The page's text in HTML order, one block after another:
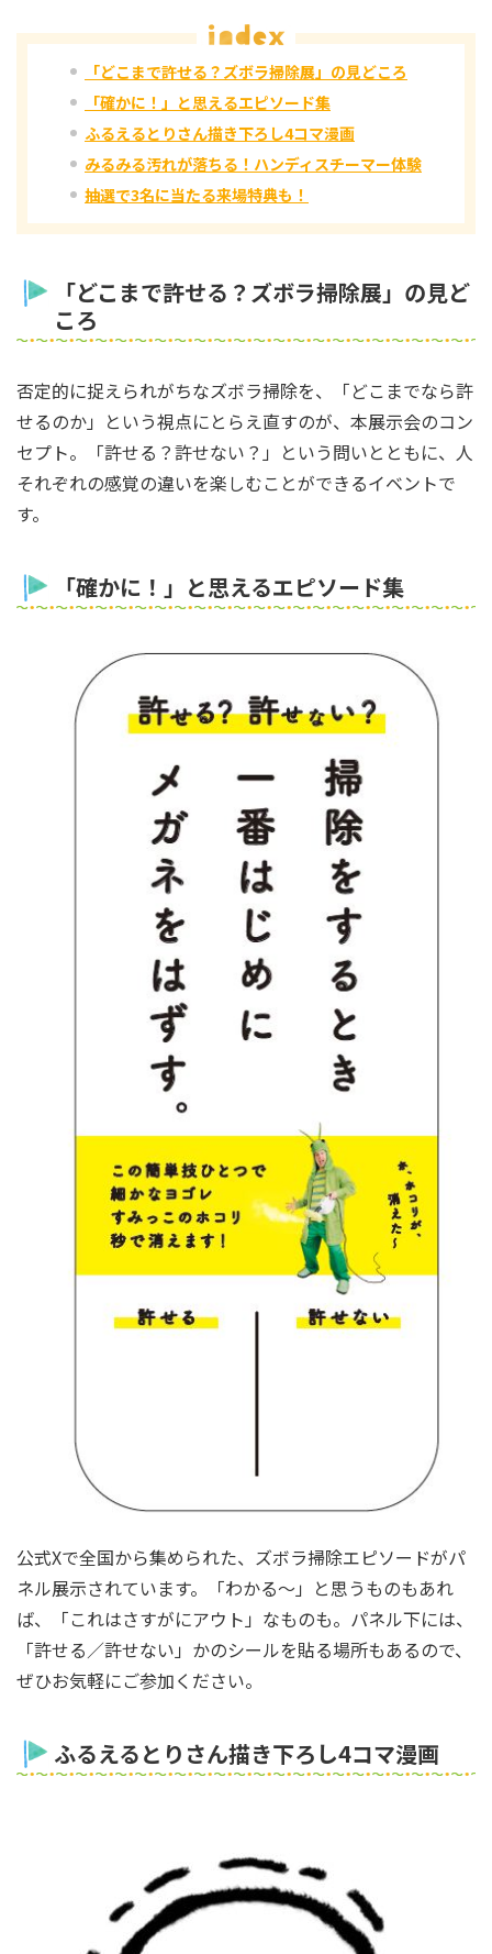
「どこまで許せる？ズボラ掃除展」の見どころ
「確かに！」と思えるエピソード集
ふるえるとりさん描き下ろし4コマ漫画
みるみる汚れが落ちる！ハンディスチーマー体験
抽選で3名に当たる来場特典も！
「どこまで許せる？ズボラ掃除展」の見ど
ころ
否定的に捉えられがちなズボラ掃除を、「どこまでなら許
せるのか」という視点にとらえ直すのが、本展示会のコン
セプト。「許せる？許せない？」という問いとともに、人
それぞれの感覚の違いを楽しむことができるイベントで
す。
「確かに！」と思えるエピソード集
公式Xで全国から集められた、ズボラ掃除エピソードがパ
ネル展示されています。「わかる～」と思うものもあれ
ば、「これはさすがにアウト」なものも。パネル下には、
「許せる／許せない」かのシールを貼る場所もあるので、
ぜひお気軽にご参加ください。
ふるえるとりさん描き下ろし4コマ漫画